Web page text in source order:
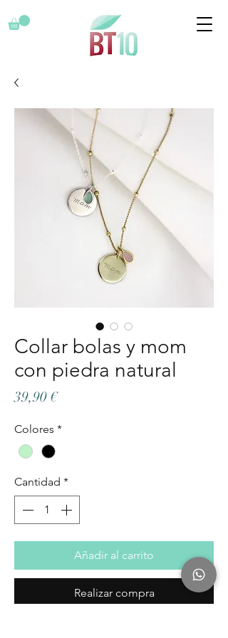
Collar bolas y mom
con piedra natural
39,90 €Precio
Colores *
Cantidad *
Añadir al carrito
Realizar compra